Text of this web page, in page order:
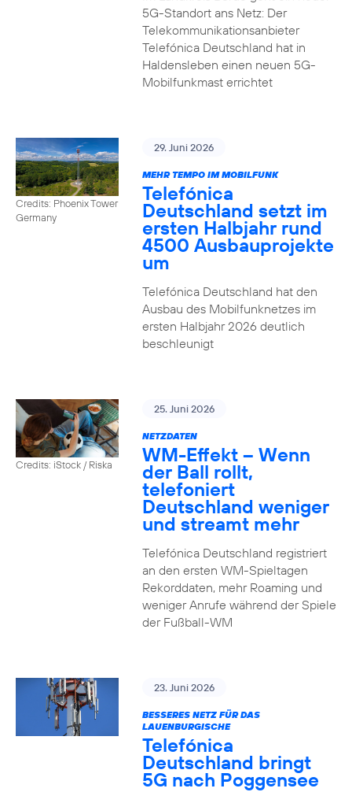
5G-Standort ans Netz: Der
Telekommunikationsanbieter
Telefónica Deutschland hat in
Haldensleben einen neuen 5G-
Mobilfunkmast errichtet
Credits: Phoenix Tower
Germany
29. Juni 2026
MEHR TEMPO IM MOBILFUNK
Telefónica
Deutschland setzt im
ersten Halbjahr rund
4500 Ausbauprojekte
um
Telefónica Deutschland hat den
Ausbau des Mobilfunknetzes im
ersten Halbjahr 2026 deutlich
beschleunigt
Credits: iStock / Riska
25. Juni 2026
NETZDATEN
WM-Effekt – Wenn
der Ball rollt,
telefoniert
Deutschland weniger
und streamt mehr
Telefónica Deutschland registriert
an den ersten WM-Spieltagen
Rekorddaten, mehr Roaming und
weniger Anrufe während der Spiele
der Fußball-WM
23. Juni 2026
BESSERES NETZ FÜR DAS
LAUENBURGISCHE
Telefónica
Deutschland bringt
5G nach Poggensee